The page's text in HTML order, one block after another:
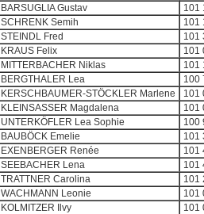
BARSUGLIA Gustav
101
SCHRENK Semih
101
STEINDL Fred
101
KRAUS Felix
101
MITTERBACHER Niklas
101
BERGTHALER Lea
100
KERSCHBAUMER-STÖCKLER Marlene
101
KLEINSASSER Magdalena
101
UNTERKÖFLER Lea Sophie
100
BAUBÖCK Emelie
101
EXENBERGER Renée
101
SEEBACHER Lena
101
TRATTNER Carolina
101
WACHMANN Leonie
101
KOLMITZER Ilvy 101